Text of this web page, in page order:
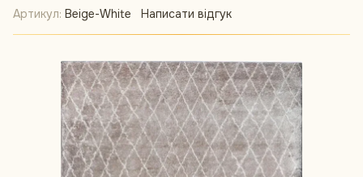
Артикул: Beige-White Написати відгук